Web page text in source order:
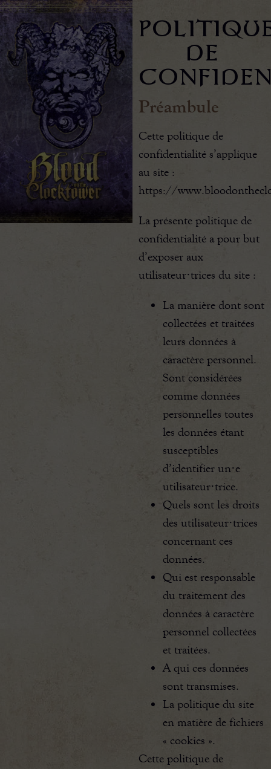
de
Préambule
Cette politique de
confidentialité s’applique
au site :
https://
La présente politique de
confidentialité a pour but
d’exposer aux
utilisateur·trices du site :
La manière dont sont
collectées et traitées
leurs données à
caractère personnel.
Sont considérées
comme données
personnelles toutes
les données étant
susceptibles
d’identifier un·e
utilisateur·trice.
Quels sont les droits
des utilisateur·trices
concernant ces
données.
Qui est responsable
du traitement des
données à caractère
personnel collectées
et traitées.
A qui ces données
sont transmises.
La politique du site
en matière de fichiers
« cookies ».
Cette politique de